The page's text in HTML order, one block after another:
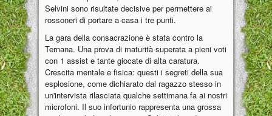
Selvini sono risultate decisive per permettere ai
rossoneri di portare a casa i tre punti.
La gara della consacrazione è stata contro la
Ternana. Una prova di maturità superata a pieni voti
con 1 assist e tante giocate di alta caratura.
Crescita mentale e fisica: questi i segreti della sua
esplosione, come dichiarato dal ragazzo stesso in
un'intervista rilasciata qualche settimana fa ai nostri
microfoni. Il suo infortunio rappresenta una grossa